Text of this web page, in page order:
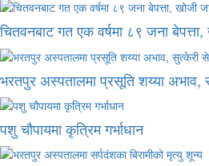
चितवनबाट गत एक वर्षमा ८९ जना बेपत्ता,
भरतपुर अस्पतालमा प्रसूति शय्या अभाव,
पशु चौपायमा कृत्रिम गर्भाधान